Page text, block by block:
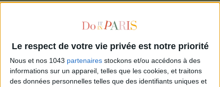
Le respect de votre vie privée est notre priorité
Nous et nos 1043 partenaires stockons et/ou accédons à des
informations sur un appareil, telles que les cookies, et traitons
des données personnelles telles que des identifiants uniques et